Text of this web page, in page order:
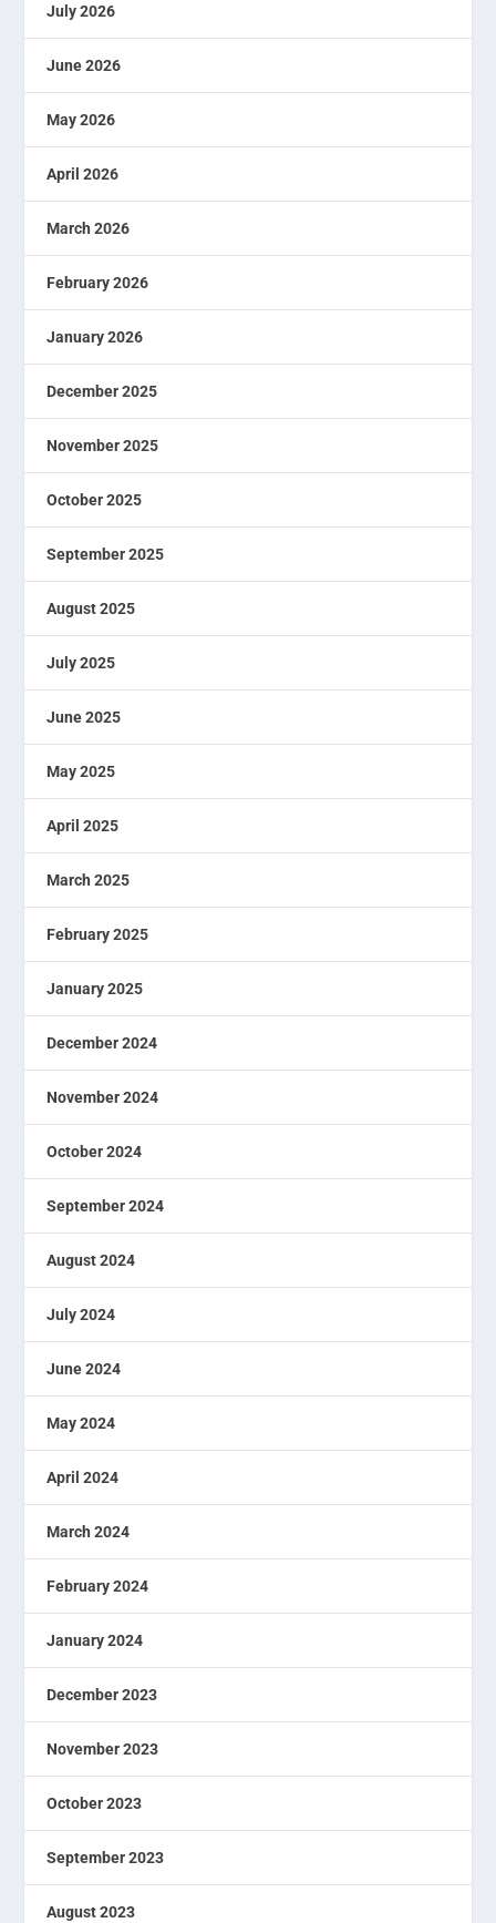
July 2026
June 2026
May 2026
April 2026
March 2026
February 2026
January 2026
December 2025
November 2025
October 2025
September 2025
August 2025
July 2025
June 2025
May 2025
April 2025
March 2025
February 2025
January 2025
December 2024
November 2024
October 2024
September 2024
August 2024
July 2024
June 2024
May 2024
April 2024
March 2024
February 2024
January 2024
December 2023
November 2023
October 2023
September 2023
August 2023